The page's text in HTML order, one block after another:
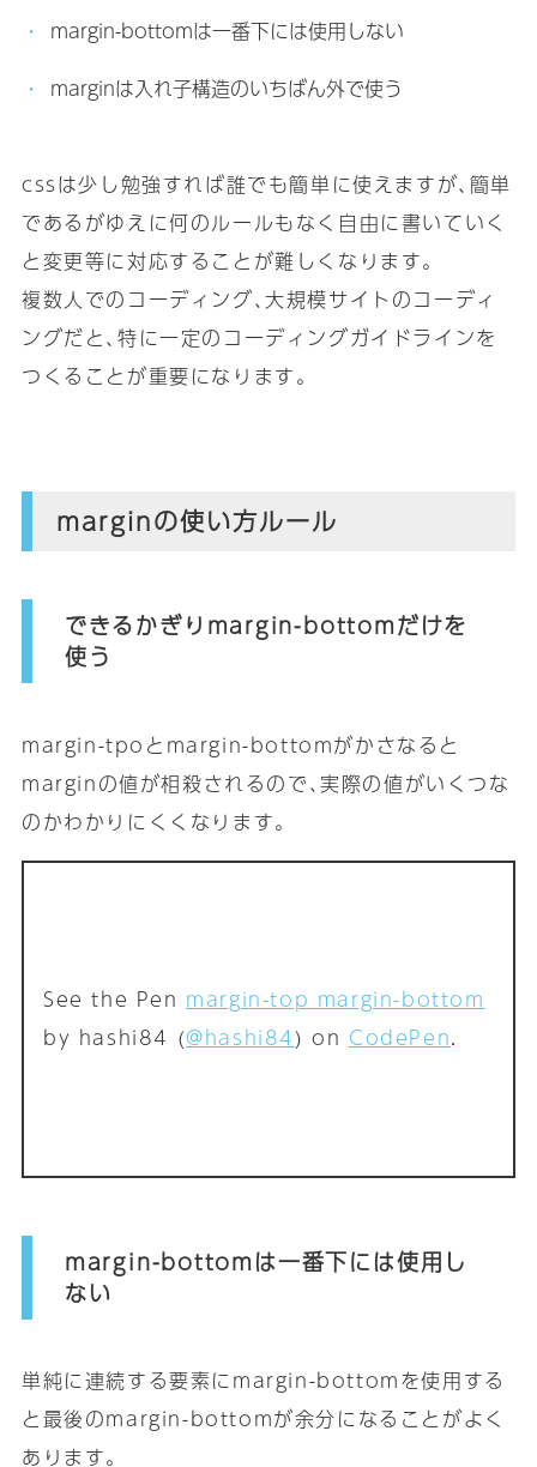
margin-bottomは一番下には使用しない
marginは入れ子構造のいちばん外で使う
cssは少し勉強すれば誰でも簡単に使えますが､簡単
であるがゆえに何のルールもなく自由に書いていく
と変更等に対応することが難しくなります｡
複数人でのコーディング､大規模サイトのコーディ
ングだと､特に一定のコーディングガイドラインを
つくることが重要になります｡
marginの使い方ルール
できるかぎりmargin-bottomだけを
使う
margin-tpoとmargin-bottomがかさなると
marginの値が相殺されるので､実際の値がいくつな
のかわかりにくくなります｡
See the Pen margin-top margin-bottom
by hashi84 (@hashi84) on CodePen.
margin-bottomは一番下には使用し
ない
単純に連続する要素にmargin-bottomを使用する
と最後のmargin-bottomが余分になることがよく
あります｡